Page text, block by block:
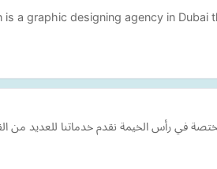
is a graphic designing agency in
في رأس الخيمة نقدم خدماتنا للعديد من